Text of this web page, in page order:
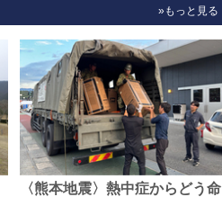
»もっと見る
〈熊本地震〉熱中症からどう命